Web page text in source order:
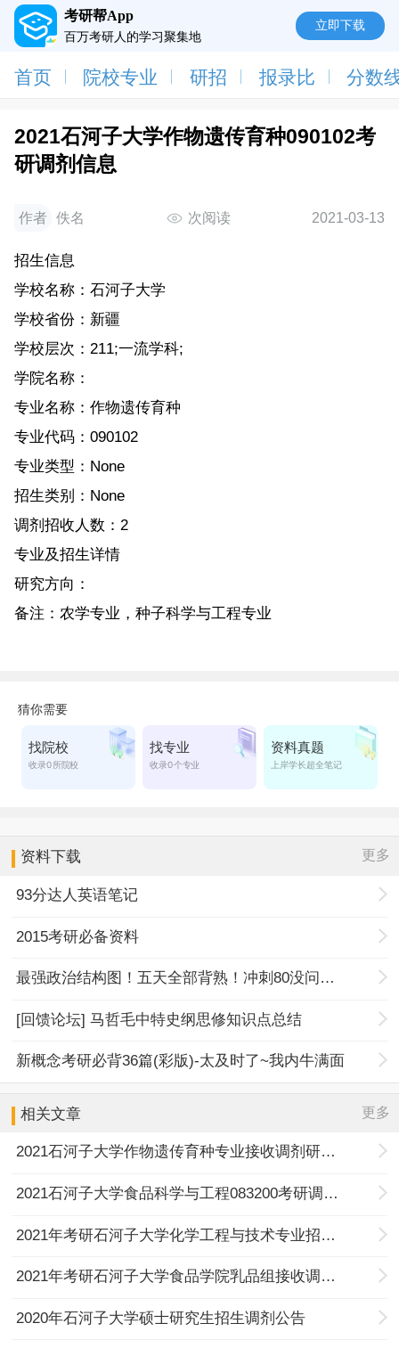
考研帮App
百万考研人的学习聚集地
立即下载
首页 院校专业 研招 报录比 分数
2021石河子大学作物遗传育种090102考
研调剂信息
作者 佚名 次阅读 2021-03-13
招生信息
学校名称：石河子大学
学校省份：新疆
学校层次：211;一流学科;
学院名称：
专业名称：作物遗传育种
专业代码：090102
专业类型：None
招生类别：None
调剂招收人数：2
专业及招生详情
研究方向：
备注：农学专业，种子科学与工程专业
资料下载 更多
93分达人英语笔记
2015考研必备资料
最强政治结构图！五天全部背熟！冲刺80没问题！
[回馈论坛] 马哲毛中特史纲思修知识点总结
新概念考研必背36篇(彩版)-太及时了~我内牛满面
相关文章 更多
2021石河子大学作物遗传育种专业接收调剂研究生的通知
2021石河子大学食品科学与工程083200考研调剂信息
2021年考研石河子大学化学工程与技术专业招收调剂研究生的通知
2021年考研石河子大学食品学院乳品组接收调剂研究生的通知
2020年石河子大学硕士研究生招生调剂公告